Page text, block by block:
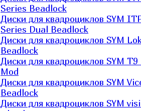
Series Beadlock
Диски для квадроциклов SYM
Series Dual Beadlock
Диски для квадроциклов SYM
Beadlock
Диски для квадроциклов SYM T9
Mod
Диски для квадроциклов SYM
Beadlock
Диски для квадроциклов SYM